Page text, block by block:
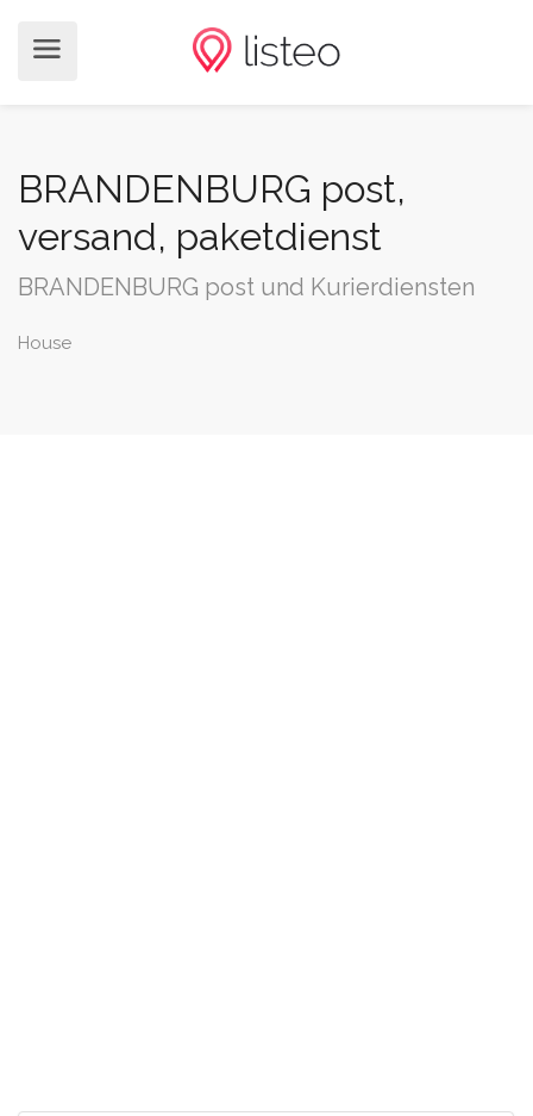
BRANDENBURG post,
versand, paketdienst
BRANDENBURG post und Kurierdiensten
House